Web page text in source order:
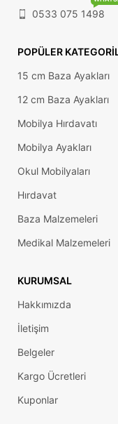
0533 075 1498
POPÜLER
15 cm Baza Ayakları
12 cm Baza Ayakları
Mobilya Hırdavatı
Mobilya Ayakları
Okul Mobilyaları
Hırdavat
Baza Malzemeleri
Medikal Malzemeleri
KURUMSAL
Hakkımızda
İletişim
Belgeler
Kargo Ücretleri
Kuponlar